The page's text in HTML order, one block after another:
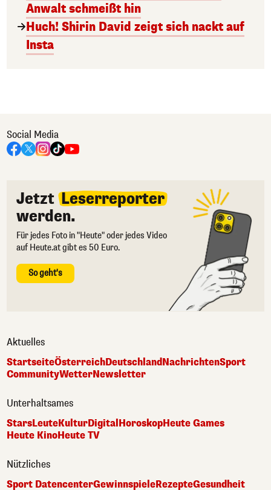
Anwalt schmeißt hin
Huch! Shirin David zeigt sich nackt auf
Insta
Social Media
Jetzt Leserreporter
werden.
Für jedes Foto in "Heute" oder jedes Video
auf Heute.at gibt es 50 Euro.
So geht's
Aktuelles
StartseiteÖsterreichDeutschlandNachrichtenSport
CommunityWetterNewsletter
Unterhaltsames
StarsLeuteKulturDigitalHoroskopHeute Games
Heute KinoHeute TV
Nützliches
Sport DatencenterGewinnspieleRezepteGesundheit